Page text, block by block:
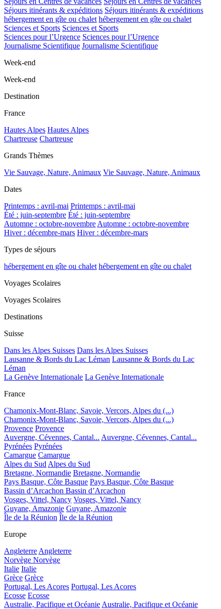
Séjours itinérants & expéditions Séjours itinérants & expéditions
hébergement en gîte ou chalet hébergement en gîte ou chalet
Sciences et Sports Sciences et Sports
Sciences pour l’Urgence Sciences pour l’Urgence
Journalisme Scientifique Journalisme Scientifique
Week-end
Week-end
Destination
France
Hautes Alpes Hautes Alpes
Chartreuse Chartreuse
Grands Thèmes
Vie Sauvage, Nature, Animaux Vie Sauvage, Nature, Animaux
Dates
Printemps : avril-mai Printemps : avril-mai
Été : juin-septembre Été : juin-septembre
Automne : octobre-novembre Automne : octobre-novembre
Hiver : décembre-mars Hiver : décembre-mars
Types de séjours
hébergement en gîte ou chalet hébergement en gîte ou chalet
Voyages Scolaires
Voyages Scolaires
Destinations
Suisse
Dans les Alpes Suisses Dans les Alpes Suisses
Lausanne & Bords du Lac Léman Lausanne & Bords du Lac
Léman
La Genève Internationale La Genève Internationale
France
Chamonix-Mont-Blanc, Savoie, Vercors, Alpes du (...)
Chamonix-Mont-Blanc, Savoie, Vercors, Alpes du (...)
Provence Provence
Auvergne, Cévennes, Cantal... Auvergne, Cévennes, Cantal...
Pyrénées Pyrénées
Camargue Camargue
Alpes du Sud Alpes du Sud
Bretagne, Normandie Bretagne, Normandie
Pays Basque, Côte Basque Pays Basque, Côte Basque
Bassin d’Arcachon Bassin d’Arcachon
Vosges, Vittel, Nancy Vosges, Vittel, Nancy
Guyane, Amazonie Guyane, Amazonie
Île de la Réunion Île de la Réunion
Europe
Angleterre Angleterre
Norvège Norvège
Italie Italie
Grèce Grèce
Portugal, Les Acores Portugal, Les Acores
Ecosse Ecosse
Australie, Pacifique et Océanie Australie, Pacifique et Océanie